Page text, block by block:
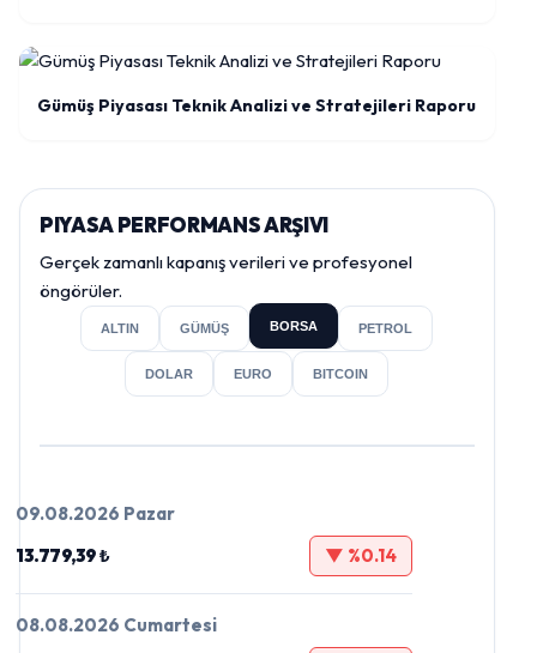
Gümüş Piyasası Teknik Analizi ve Stratejileri Raporu
PIYASA PERFORMANS ARŞIVI
Gerçek zamanlı kapanış verileri ve profesyonel
öngörüler.
ALTIN GÜMÜŞ BORSA PETROL
DOLAR EURO BITCOIN
09.08.2026 Pazar
13.779,39 ₺
▼ %0.14
08.08.2026 Cumartesi